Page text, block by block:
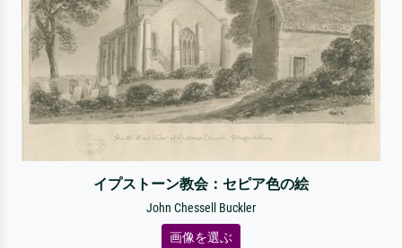
イプストーン教会：セピア色の絵
John Chessell Buckler
画像を選ぶ